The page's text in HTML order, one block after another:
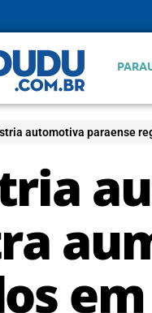
automotiva paraense